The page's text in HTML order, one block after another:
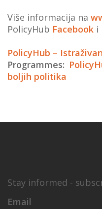
Više informacija na
PolicyHub Facebook i
PolicyHub –
Programmes
boljih politika
Stay informed -
Email